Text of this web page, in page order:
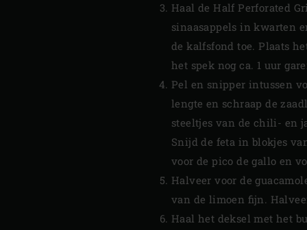
Haal de Half Perforated
sinaasappels in kwarten
de kalfsfond toe. Plaats
het spek nog ca. 1 uur
Pel en snipper intussen
lengte en schraap de
steeltjes van de chili- en
Snijd de feta in blokjes
voor de pico de gallo en
Halveer voor de
van de limoen fijn.
Haal het deksel met het